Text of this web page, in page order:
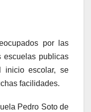
por las
escuelas publicas
inicio escolar, se
facilidades.
Pedro Soto de